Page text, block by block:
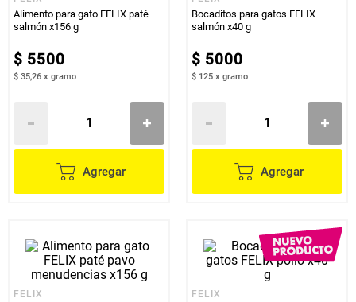
Alimento para gato FELIX paté
salmón x156 g
$ 5500
$ 35,26 x gramo
Agregar
Bocaditos para gatos FELIX
salmón x40 g
$ 5000
$ 125 x gramo
Agregar
FELIX FELIX